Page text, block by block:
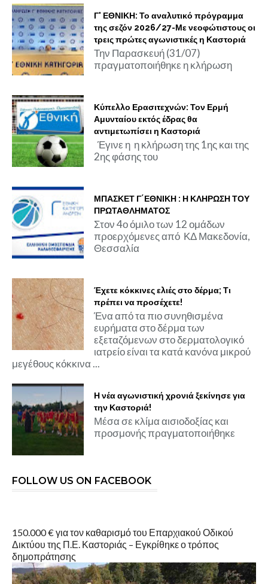
Γ' ΕΘΝΙΚΗ: Το αναλυτικό πρόγραμμα
της σεζόν 2026/27-Με νεοφώτιστους οι
τρεις πρώτες αγωνιστικές η Καστοριά
Την Παρασκευή (31/07)
πραγματοποιήθηκε η κλήρωση
Κύπελλο Ερασιτεχνών: Τον Ερμή
Αμυνταίου εκτός έδρας θα
αντιμετωπίσει η Καστοριά
Έγινε η η κλήρωση της 1ης και της
2ης φάσης του
ΜΠΑΣΚΕΤ Γ΄ΕΘΝΙΚΗ : Η ΚΛΗΡΩΣΗ ΤΟΥ
ΠΡΩΤΑΘΛΗΜΑΤΟΣ
Στον 4ο όμιλο των 12 ομάδων
προερχόμενες από ΚΔ Μακεδονία,
Θεσσαλία
Έχετε κόκκινες ελιές στο δέρμα; Τι
πρέπει να προσέχετε!
Ένα από τα πιο συνηθισμένα
ευρήματα στο δέρμα των
εξεταζόμενων στο δερματολογικό
ιατρείο είναι τα κατά κανόνα μικρού
μεγέθους κόκκινα ...
Η νέα αγωνιστική χρονιά ξεκίνησε για
την Καστοριά!
Μέσα σε κλίμα αισιοδοξίας και
προσμονής πραγματοποιήθηκε
FOLLOW US ON FACEBOOK
150.000 € για τον καθαρισμό του Επαρχιακού Οδικού
Δικτύου της Π.Ε. Καστοριάς – Εγκρίθηκε ο τρόπος
δημοπράτησης